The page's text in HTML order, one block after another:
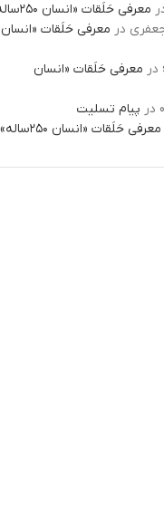
معرفی حَلَقات «انسان ۲۵۰ساله»
در معرفی حَلَقات «انسان
در معرفی حَلَقات «انسان
در پیام تسلیت
معرفی حَلَقات «انسان ۲۵۰ساله»